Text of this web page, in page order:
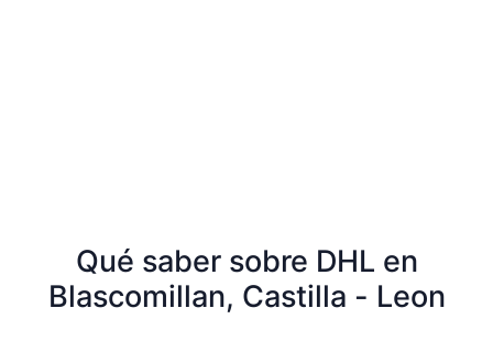
Qué saber sobre DHL en
Blascomillan, Castilla - Leon